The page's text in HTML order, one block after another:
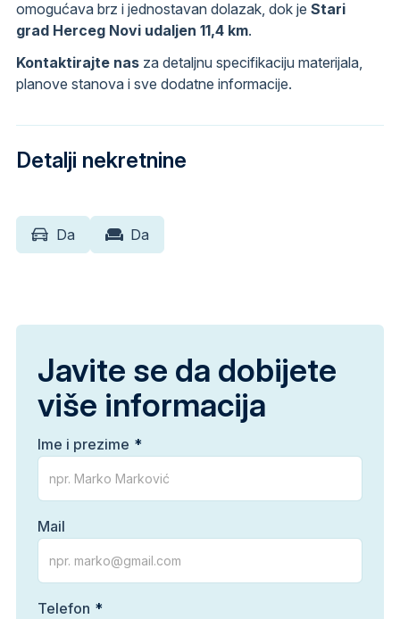
omogućava brz i jednostavan dolazak, dok je Stari
grad Herceg Novi udaljen 11,4 km.
Kontaktirajte nas za detaljnu specifikaciju materijala,
planove stanova i sve dodatne informacije.
Detalji nekretnine
Da Da
Javite se da dobijete
više informacija
Ime i prezime
Mail
Telefon